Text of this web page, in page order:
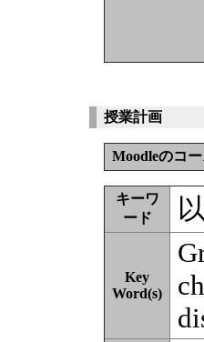
授業計画
Moodleのコ
キーワ
ード
Key
Word(s)